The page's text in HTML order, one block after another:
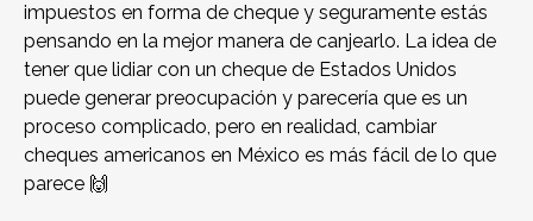
impuestos en forma de cheque y seguramente estás
pensando en la mejor manera de canjearlo. La idea de
tener que lidiar con un cheque de Estados Unidos
puede generar preocupación y parecería que es un
proceso complicado, pero en realidad, cambiar
cheques americanos en México es más fácil de lo que
parece 🙌